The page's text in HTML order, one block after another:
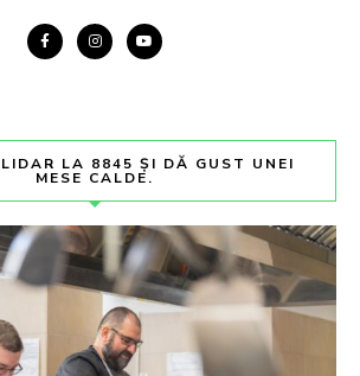
LA 8845 ȘI DĂ GUST UNEI
MESE CALDE.